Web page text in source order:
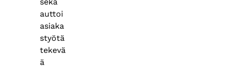
auttoi
asiaka
styötä
tekevä
ä